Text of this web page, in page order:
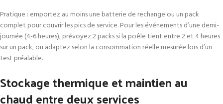
Pratique : emportez au moins une batterie de rechange ou un pack
complet pour couvrir les pics de service. Pour les événements d’une demi-
journée (4-6 heures), prévoyez 2 packs si la poêle tient entre 2 et 4 heures
sur un pack, ou adaptez selon la consommation réelle mesurée lors d’un
test préalable.
Stockage thermique et maintien au
chaud entre deux services